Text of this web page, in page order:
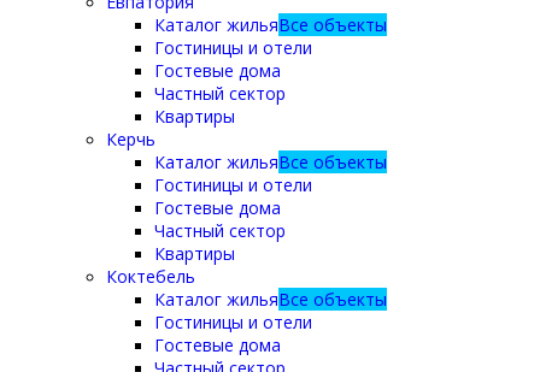
Каталог жильяВсе объекты
Гостиницы и отели
Гостевые дома
Частный сектор
Квартиры
Керчь
Каталог жильяВсе объекты
Гостиницы и отели
Гостевые дома
Частный сектор
Квартиры
Коктебель
Каталог жильяВсе объекты
Гостиницы и отели
Гостевые дома